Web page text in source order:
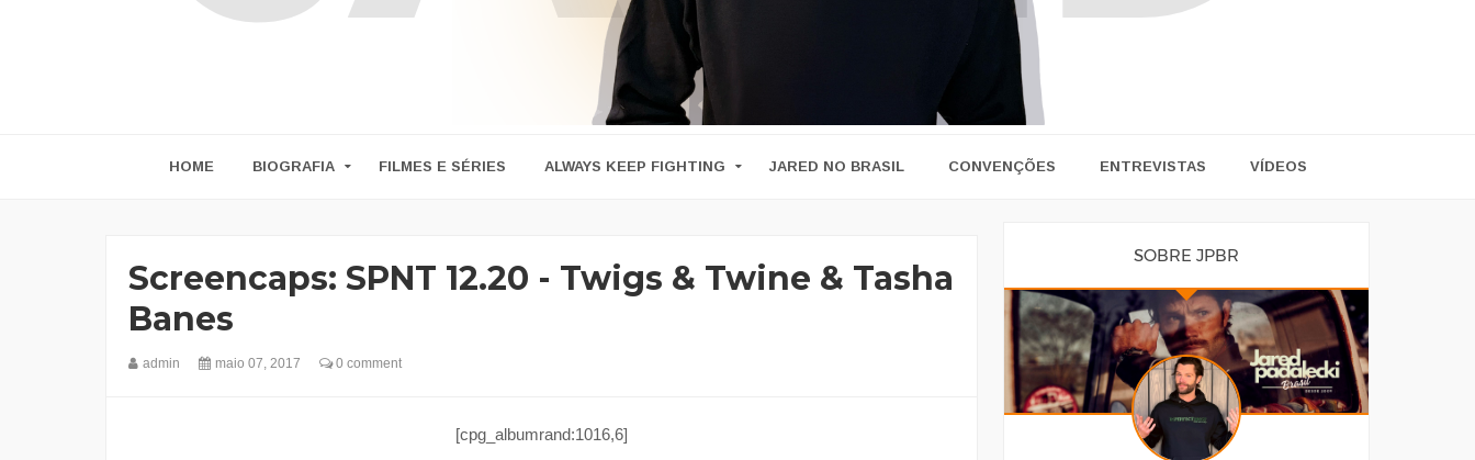
HOME BIOGRAFIA FILMES E SÉRIES ALWAYS KEEP FIGHTING JARED NO BRASIL CONVENÇÕES ENTREVISTAS VÍDEOS
Screencaps: SPNT 12.20 - Twigs & Twine & Tasha
Banes
admin maio 07, 2017 0 comment
[cpg_albumrand:1016,6]
SOBRE JPBR